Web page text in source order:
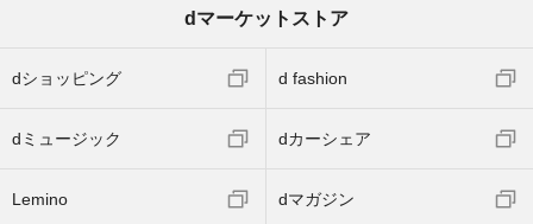
dマーケットストア
dショッピング d fashion
dミュージック dカーシェア
Lemino dマガジン